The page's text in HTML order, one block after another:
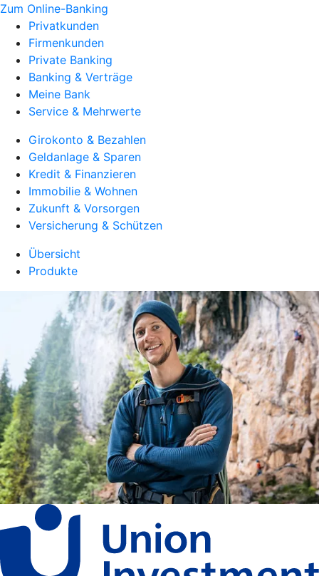
Zum Online-Banking
Privatkunden
Firmenkunden
Private Banking
Banking & Verträge
Meine Bank
Service & Mehrwerte
Girokonto & Bezahlen
Geldanlage & Sparen
Kredit & Finanzieren
Immobilie & Wohnen
Zukunft & Vorsorgen
Versicherung & Schützen
Übersicht
Produkte